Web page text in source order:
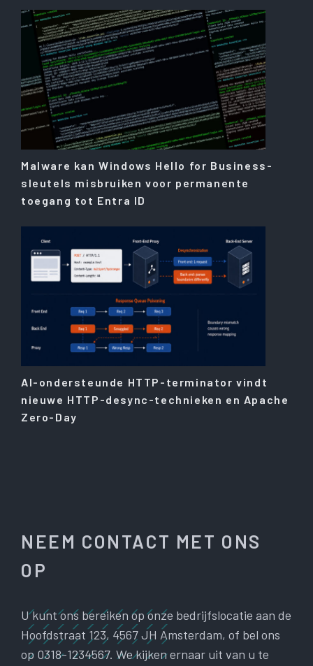
Malware kan Windows Hello for Business-
sleutels misbruiken voor permanente
toegang tot Entra ID
AI-ondersteunde HTTP-terminator vindt
nieuwe HTTP-desync-technieken en Apache
Zero-Day
NEEM CONTACT MET ONS
OP
U kunt ons bereiken op onze bedrijfslocatie aan de
Hoofdstraat 123, 4567 JH Amsterdam, of bel ons
op 0318-1234567. We kijken ernaar uit van u te